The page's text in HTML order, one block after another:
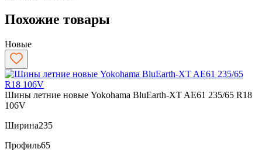
Похожие товары
Новые
Шины летние новые Yokohama BluEarth-XT AE61 235/65 R18
106V
Ширина235
Профиль65